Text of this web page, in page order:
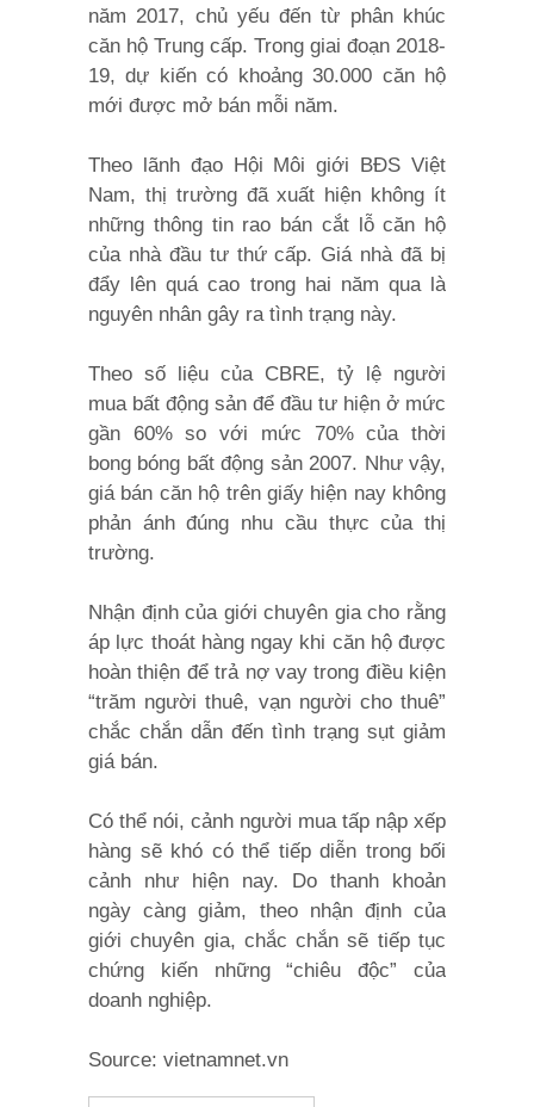
năm 2017, chủ yếu đến từ phân khúc
căn hộ Trung cấp. Trong giai đoạn 2018-
19, dự kiến có khoảng 30.000 căn hộ
mới được mở bán mỗi năm.
Theo lãnh đạo Hội Môi giới BĐS Việt
Nam, thị trường đã xuất hiện không ít
những thông tin rao bán cắt lỗ căn hộ
của nhà đầu tư thứ cấp. Giá nhà đã bị
đẩy lên quá cao trong hai năm qua là
nguyên nhân gây ra tình trạng này.
Theo số liệu của CBRE, tỷ lệ người
mua bất động sản để đầu tư hiện ở mức
gần 60% so với mức 70% của thời
bong bóng bất động sản 2007. Như vậy,
giá bán căn hộ trên giấy hiện nay không
phản ánh đúng nhu cầu thực của thị
trường.
Nhận định của giới chuyên gia cho rằng
áp lực thoát hàng ngay khi căn hộ được
hoàn thiện để trả nợ vay trong điều kiện
“trăm người thuê, vạn người cho thuê”
chắc chắn dẫn đến tình trạng sụt giảm
giá bán.
Có thể nói, cảnh người mua tấp nập xếp
hàng sẽ khó có thể tiếp diễn trong bối
cảnh như hiện nay. Do thanh khoản
ngày càng giảm, theo nhận định của
giới chuyên gia, chắc chắn sẽ tiếp tục
chứng kiến những “chiêu độc” của
doanh nghiệp.
Source: vietnamnet.vn